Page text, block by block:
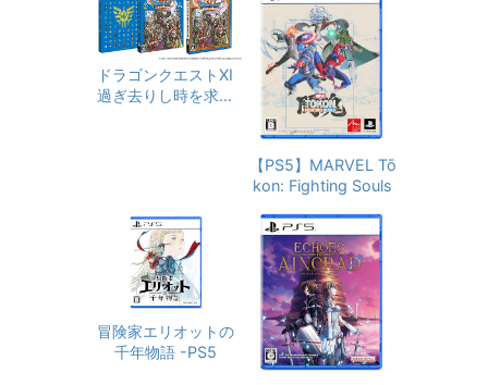
ドラゴンクエストXI
過ぎ去りし時を求め
【PS5】MARVEL Tō
kon: Fighting Souls
冒険家エリオットの
千年物語 -PS5